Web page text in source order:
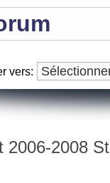
vers:
2006-2008